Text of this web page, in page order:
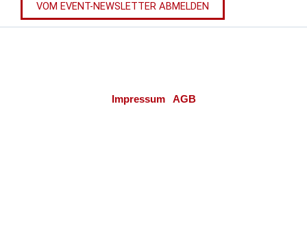
VOM EVENT-NEWSLETTER ABMELDEN
Impressum
AGB